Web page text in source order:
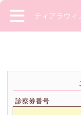
ティアラウィ
診察券番号